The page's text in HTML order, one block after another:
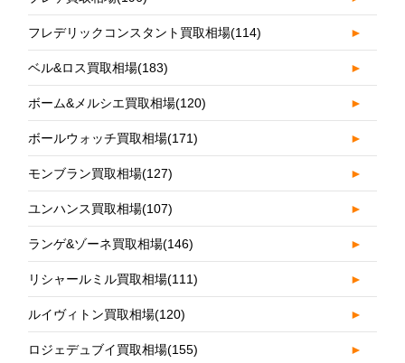
フレデリックコンスタント買取相場(114) ►
ベル&ロス買取相場(183) ►
ボーム&メルシエ買取相場(120) ►
ボールウォッチ買取相場(171) ►
モンブラン買取相場(127) ►
ユンハンス買取相場(107) ►
ランゲ&ゾーネ買取相場(146) ►
リシャールミル買取相場(111) ►
ルイヴィトン買取相場(120) ►
ロジェデュブイ買取相場(155) ►